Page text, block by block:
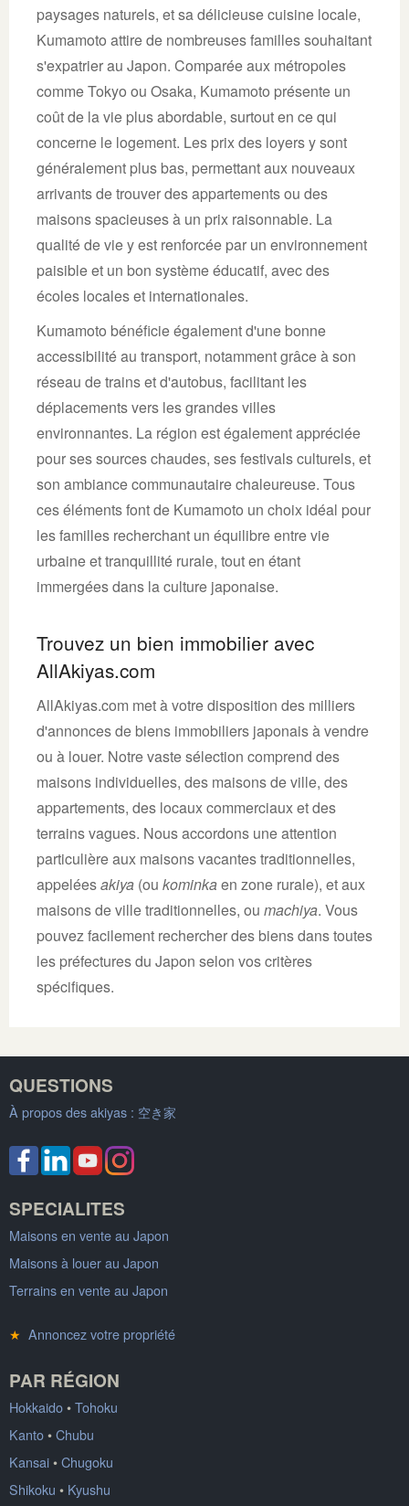
paysages naturels, et sa délicieuse cuisine locale,
Kumamoto attire de nombreuses familles souhaitant
s'expatrier au Japon. Comparée aux métropoles
comme Tokyo ou Osaka, Kumamoto présente un
coût de la vie plus abordable, surtout en ce qui
concerne le logement. Les prix des loyers y sont
généralement plus bas, permettant aux nouveaux
arrivants de trouver des appartements ou des
maisons spacieuses à un prix raisonnable. La
qualité de vie y est renforcée par un environnement
paisible et un bon système éducatif, avec des
écoles locales et internationales.
Kumamoto bénéficie également d'une bonne
accessibilité au transport, notamment grâce à son
réseau de trains et d'autobus, facilitant les
déplacements vers les grandes villes
environnantes. La région est également appréciée
pour ses sources chaudes, ses festivals culturels, et
son ambiance communautaire chaleureuse. Tous
ces éléments font de Kumamoto un choix idéal pour
les familles recherchant un équilibre entre vie
urbaine et tranquillité rurale, tout en étant
immergées dans la culture japonaise.
Trouvez un bien immobilier avec
AllAkiyas.com
AllAkiyas.com met à votre disposition des milliers
d'annonces de biens immobiliers japonais à vendre
ou à louer. Notre vaste sélection comprend des
maisons individuelles, des maisons de ville, des
appartements, des locaux commerciaux et des
terrains vagues. Nous accordons une attention
particulière aux maisons vacantes traditionnelles,
appeléesakiya (ou kominkaen zone rurale), et aux
maisons de ville traditionnelles, ou machiya. Vous
pouvez facilement rechercher des biens dans toutes
les préfectures du Japon selon vos critères
spécifiques.
QUESTIONS
À propos des akiyas : 空き家
SPECIALITES
Maisons en vente au Japon
Maisons à louer au Japon
Terrains en vente au Japon
★ Annoncez votre propriété
PAR RÉGION
Hokkaido•Tohoku
Kanto•Chubu
Kansai•Chugoku
Shikoku • Kyushu